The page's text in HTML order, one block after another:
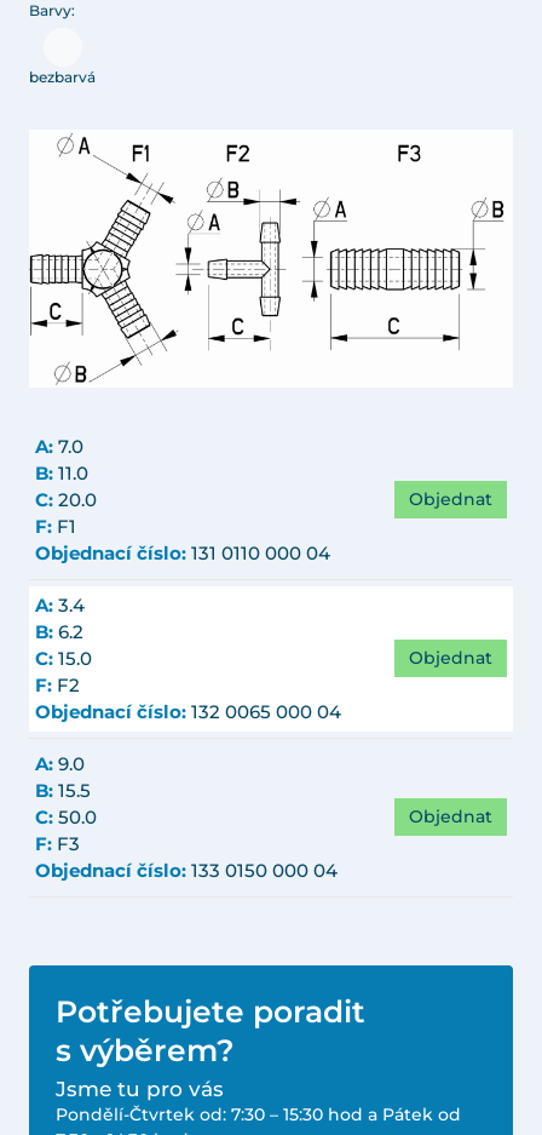
Barvy:
bezbarvá
A: 7.0
B: 11.0
C: 20.0
F: F1
Objednací číslo: 131 0110 000 04
Objednat
A: 3.4
B: 6.2
C: 15.0
F: F2
Objednací číslo: 132 0065 000 04
Objednat
A: 9.0
B: 15.5
C: 50.0
F: F3
Objednací číslo: 133 0150 000 04
Objednat
Potřebujete poradit
s výběrem?
Jsme tu pro vás
Pondělí-Čtvrtek od: 7:30 – 15:30 hod a Pátek od